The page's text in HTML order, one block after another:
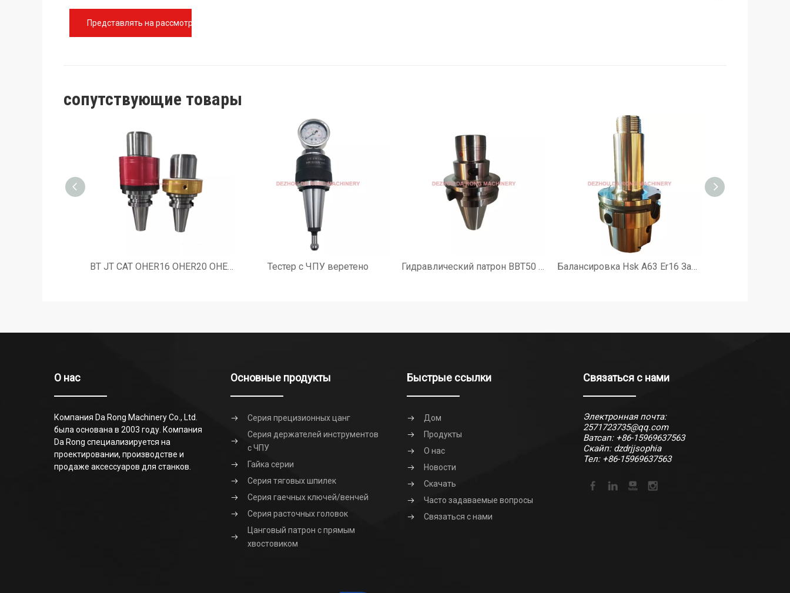
Представлять на рассмотрение
сопутствующие товары
BT JT CAT OHER16 OHER20 OHER25 OHER32 Ручной держатель инструмента для смазочных отверстий Тестер с ЧПУ веретено Гидравлический патрон BBT50 Держатель инструмента HC20 Балансировка Hsk A63 Er16 Зажимной держатель инструмента Hsk Цанговый патрон для токарного станка с ЧПУ
О нас
Компания Da Rong Machinery Co., Ltd.
была основана в 2003 году. Компания
Da Rong специализируется на
проектировании, производстве и
продаже аксессуаров для станков.
Основные продукты
Серия прецизионных цанг
Серия держателей инструментов
с ЧПУ
Гайка серии
Серия тяговых шпилек
Серия гаечных ключей/венчей
Серия расточных головок
Цанговый патрон с прямым
хвостовиком
Быстрые ссылки
Дом
Продукты
О нас
Новости
Скачать
Часто задаваемые вопросы
Связаться с нами
Связаться с нами
Электронная почта:
2571723735@qq.com
Ватсап: +86-15969637563
Скайп: dzdrjjsophia
Тел: +86-15969637563